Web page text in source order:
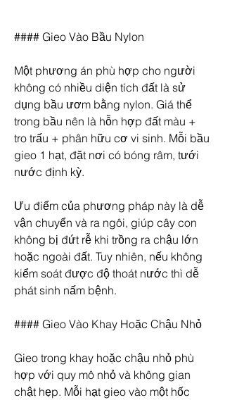
#### Gieo Vào Bầu Nylon
Một phương án phù hợp cho người
không có nhiều diện tích đất là sử
dụng bầu ươm bằng nylon. Giá thể
trong bầu nên là hỗn hợp đất màu +
tro trấu + phân hữu cơ vi sinh. Mỗi bầu
gieo 1 hạt, đặt nơi có bóng râm, tưới
nước định kỳ.
Ưu điểm của phương pháp này là dễ
vận chuyển và ra ngôi, giúp cây con
không bị đứt rễ khi trồng ra chậu lớn
hoặc ngoài đất. Tuy nhiên, nếu không
kiểm soát được độ thoát nước thì dễ
phát sinh nấm bệnh.
#### Gieo Vào Khay Hoặc Chậu Nhỏ
Gieo trong khay hoặc chậu nhỏ phù
hợp với quy mô nhỏ và không gian
chật hẹp. Mỗi hạt gieo vào một hốc